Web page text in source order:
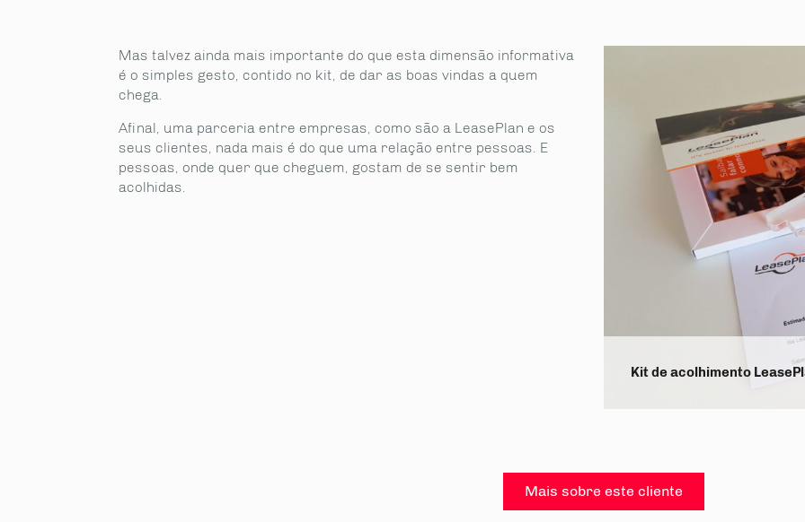
Mas talvez ainda mais importante do que esta dimensão informativa
é o simples gesto, contido no kit, de dar as boas vindas a quem
chega.
Afinal, uma parceria entre empresas, como são a LeasePlan e os
seus clientes, nada mais é do que uma relação entre pessoas. E
pessoas, onde quer que cheguem, gostam de se sentir bem
acolhidas.
Kit de acolhimento
Mais sobre este cliente